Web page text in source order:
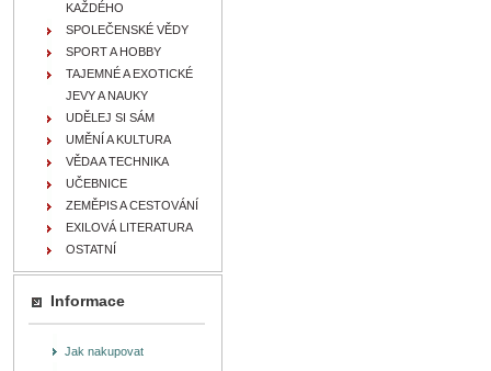
KAŽDÉHO
SPOLEČENSKÉ VĚDY
SPORT A HOBBY
TAJEMNÉ A EXOTICKÉ
JEVY A NAUKY
UDĚLEJ SI SÁM
UMĚNÍ A KULTURA
VĚDA A TECHNIKA
UČEBNICE
ZEMĚPIS A CESTOVÁNÍ
EXILOVÁ LITERATURA
OSTATNÍ
Informace
Jak nakupovat